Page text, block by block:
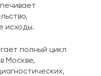
исходы.
полный цикл
Москве,